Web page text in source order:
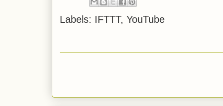
Labels: IFTTT, YouTube